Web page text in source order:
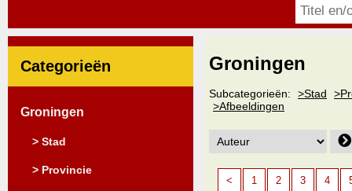
Categorieën
Groningen
> Stad
> Provincie
Groningen
Subcategorieën: >Stad
>Afbeeldingen
< 1 2 3 4